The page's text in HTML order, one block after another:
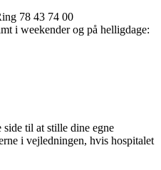
78 43 74 00
i weekender og på helligdage:
til at stille dine egne
i vejledningen, hvis hospitalet